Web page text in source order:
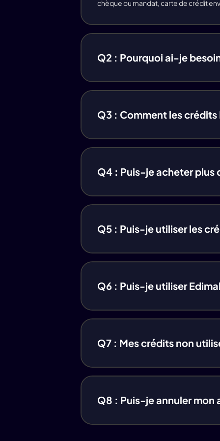
(Vidu)Image Référence à la
chèque ou mandat, carte de crédit
Q2 : Pourquoi ai-je
Q3 : Comment les
Q4 : Puis-je acheter plus
Q5 : Puis-je utiliser les
Q6 : Puis-je utiliser
Q7 : Mes crédits non
Q8 : Puis-je annuler mon